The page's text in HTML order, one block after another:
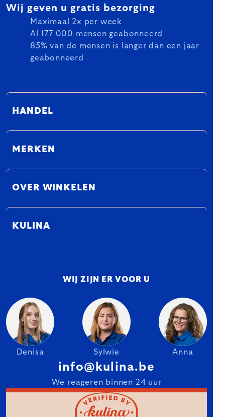
Wij geven u gratis bezorging
Maximaal 2x per week
Al 177 000 mensen geabonneerd
85% van de mensen is langer dan een jaar
geabonneerd
HANDEL
MERKEN
OVER WINKELEN
KULINA
WIJ ZIJN ER VOOR U
Denisa Sylwie Anna
info@kulina.be
We reageren binnen 24 uur